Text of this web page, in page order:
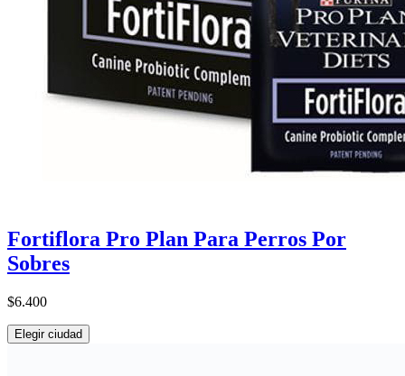
Fortiflora Pro Plan Para Perros Por
Sobres
$6.400
Elegir ciudad